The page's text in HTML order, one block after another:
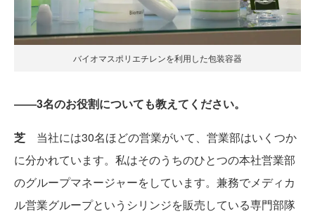
バイオマスポリエチレンを利用した包装容器
――3名のお役割についても教えてください。
芝 当社には30名ほどの営業がいて、営業部はいくつか
に分かれています。私はそのうちのひとつの本社営業部
のグループマネージャーをしています。兼務でメディカ
ル営業グループというシリンジを販売している専門部隊